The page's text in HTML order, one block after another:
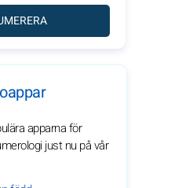
apparna för
just nu på vår